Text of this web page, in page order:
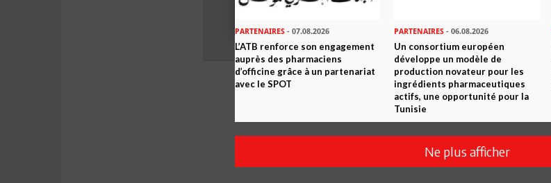
PARTENAIRES - 07.08.2026
L’ATB renforce son engagement
auprès des pharmaciens
d’officine grâce à un partenariat
avec le SPOT
PARTENAIRES - 06.08.2026
Un consortium européen
développe un modèle de
production novateur pour les
ingrédients pharmaceutiques
actifs, une opportunité pour la
Tunisie
Ne plus afficher